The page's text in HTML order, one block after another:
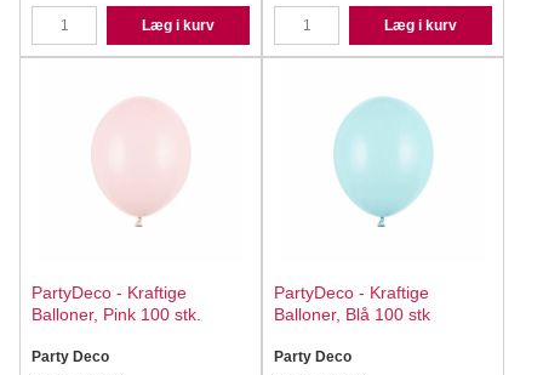
Læg i kurv Læg i kurv
PartyDeco - Kraftige
Balloner, Pink 100 stk.
Party Deco
PartyDeco - Kraftige
Balloner, Blå 100 stk
Party Deco